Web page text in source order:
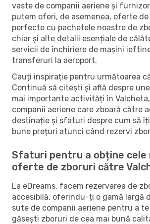
vaste de companii aeriene și
putem oferi, de asemenea, oferte
perfecte cu pachetele noastre de
chiar și alte detalii esențiale de
servicii de închiriere de mașini
transferuri la aeroport.
Cauți inspirație pentru următoarea
Continuă să citești și află despre
mai importante activități în
companii aeriene care zboară către
destinație și sfaturi despre cum să
bune prețuri atunci când rezervi
Sfaturi pentru a obține cele
oferte de zboruri către
La eDreams, facem rezervarea de
accesibilă, oferindu-ți o gamă largă
sute de companii aeriene pentru a
găsești zboruri de cea mai bună